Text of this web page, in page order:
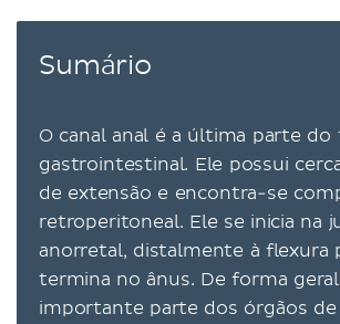
Sumário
O canal anal é a última parte
gastrointestinal. Ele possui
de extensão e encontra-se
retroperitoneal. Ele se inicia na
anorretal, distalmente à flexura
termina no ânus. De forma
importante parte dos órgãos de